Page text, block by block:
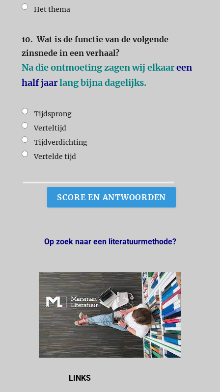
Het thema
10. Wat is de functie van de volgende
zinsnede in een verhaal?
Na die ontmoeting zagen wij elkaareen
half jaarlang bijna dagelijks.
Tijdsprong
Verteltijd
Tijdverdichting
Vertelde tijd
Op zoek naar een literatuurmethode?
LINKS